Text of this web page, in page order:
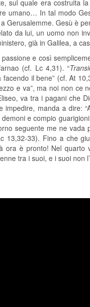
sul quale era costruita
umano… In tal modo
Gerusalemme. Gesù è
da lui, un uomo non
già in Galilea, a
e così
(cf. Lc 4,31). “
facendo il bene” (cf. At
e va”, ma noi non
va tra i pagani che
impedire, manda a dire:
e compio
seguente me ne
13,32-33). Fino a che
ora è pronto! Nel
tra i suoi, e i suoi non